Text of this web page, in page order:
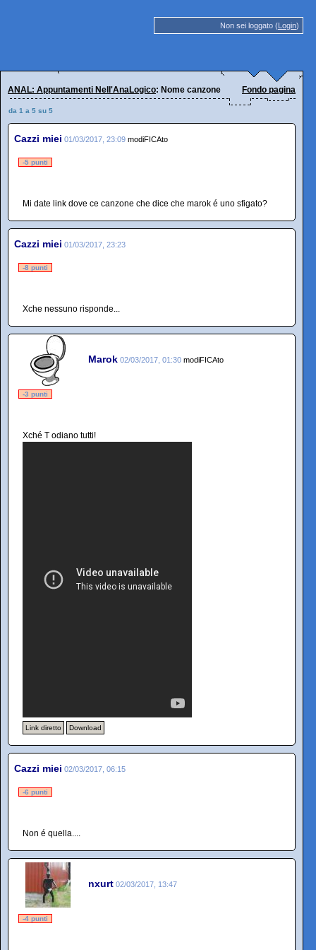
Non sei loggato (Login)
ANAL: Appuntamenti Nell'AnaLogico: Nome canzone Fondo pagina
da 1 a 5 su 5
Cazzi miei 01/03/2017, 23:09 modiFICAto
-5 punti
Mi date link dove ce canzone che dice che marok é uno sfigato?
Cazzi miei 01/03/2017, 23:23
-8 punti
Xche nessuno risponde...
Marok 02/03/2017, 01:30 modiFICAto
-3 punti
Xché T odiano tutti!
Link diretto Download
Cazzi miei 02/03/2017, 06:15
-6 punti
Non é quella....
nxurt 02/03/2017, 13:47
-4 punti